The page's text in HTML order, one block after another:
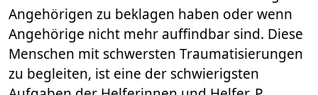
Angehörigen zu beklagen haben oder wenn
Angehörige nicht mehr auffindbar sind. Diese
Menschen mit schwersten Traumatisierungen
zu begleiten, ist eine der schwierigsten